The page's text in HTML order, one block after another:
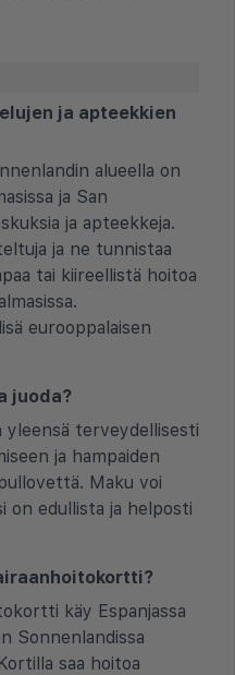
ja apteekkien
alueella on
ja San
ja apteekkeja.
ja ne tunnistaa
tai kiireellistä hoitoa
eurooppalaisen
juoda?
yleensä terveydellisesti
ja hampaiden
Maku voi
on edullista ja helposti
käy Espanjassa
Sonnenlandissa
saa hoitoa